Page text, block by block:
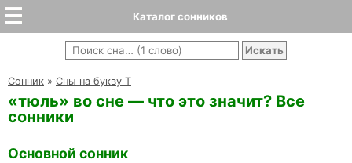
Каталог сонников
Cонник » Сны на букву Т
«тюль» во сне — что это значит? Все
сонники
Основной сонник